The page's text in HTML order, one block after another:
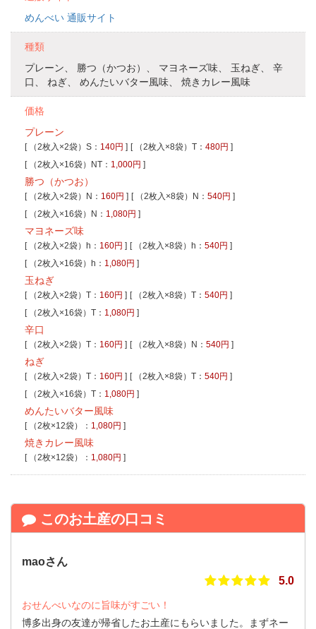
めんべい 通販サイト
種類
プレーン、 勝つ（かつお）、 マヨネーズ味、 玉ねぎ、 辛
口、 ねぎ、 めんたいバター風味、 焼きカレー風味
価格
プレーン
[ （2枚入×2袋）S： 140円 ] [ （2枚入×8袋）T： 480円 ]
[ （2枚入×16袋）NT： 1,000円 ]
勝つ（かつお）
[ （2枚入×2袋）N： 160円 ] [ （2枚入×8袋）N： 540円 ]
[ （2枚入×16袋）N： 1,080円 ]
マヨネーズ味
[ （2枚入×2袋）h： 160円 ] [ （2枚入×8袋）h： 540円 ]
[ （2枚入×16袋）h： 1,080円 ]
玉ねぎ
[ （2枚入×2袋）T： 160円 ] [ （2枚入×8袋）T： 540円 ]
[ （2枚入×16袋）T： 1,080円 ]
辛口
[ （2枚入×2袋）T： 160円 ] [ （2枚入×8袋）N： 540円 ]
ねぎ
[ （2枚入×2袋）T： 160円 ] [ （2枚入×8袋）T： 540円 ]
[ （2枚入×16袋）T： 1,080円 ]
めんたいバター風味
[ （2枚×12袋）： 1,080円 ]
焼きカレー風味
[ （2枚×12袋）： 1,080円 ]
このお土産の口コミ
maoさん
5.0
おせんべいなのに旨味がすごい！
博多出身の友達が帰省したお土産にもらいました。まずネー